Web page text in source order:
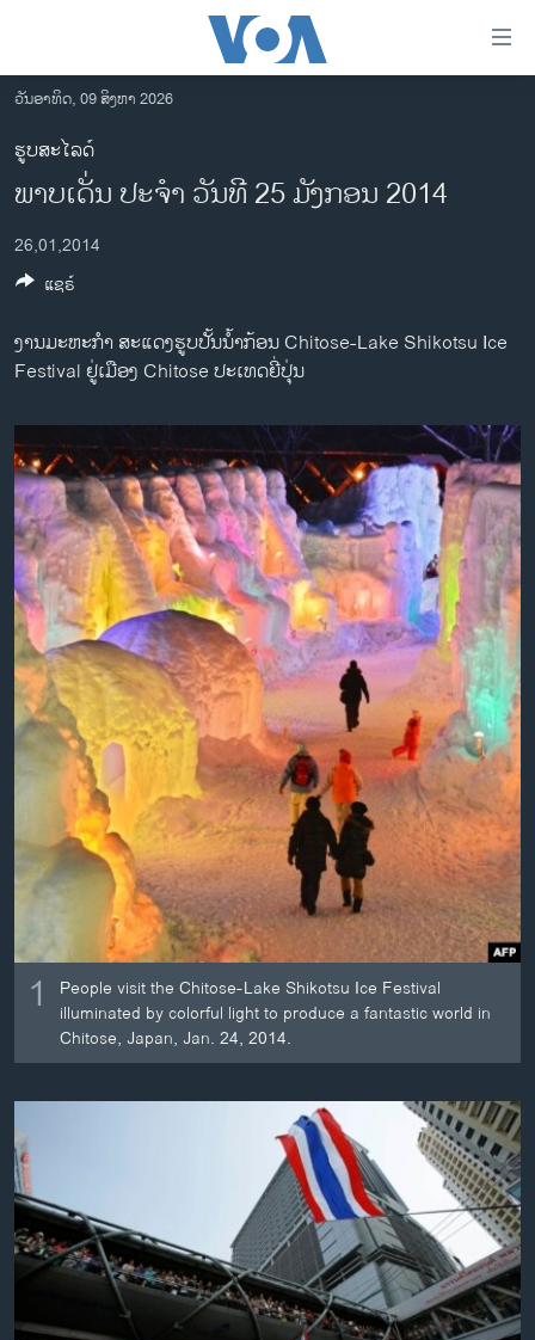
ເຂົ້າ
ຫາ
ຂ້າມ
ຂ້າມ
ໄປ
ຫາ
ຄົ້ນ
ລາວ
ອາເມຣິກາ
ການເລືອກຕັ້ງ ປະທານາທີບໍດີ ສະຫະລັດ 2024
ຂ່າວ​ຈີນ
ໂລກ
ເອເຊຍ
ອິດສະຫຼະພາບດ້ານການຂ່າວ
ຊີວິດຊາວລາວ
ຊຸມຊົນຊາວລາວ
ວິທະຍາສາດ-ເທັກໂນໂລຈີ
ທຸລະກິດ
ພາສາອັງກິດ
ວີດີໂອ
ສຽງ
ລາຍການກະຈາຍສຽງ
ລາຍງານ
ຕິດຕາມພວກເຮົາ ທີ່
ພາສາຕ່າງໆ
ວັນອາທິດ, 09 ສິງຫາ 2026
ຮູບສະໄລດ໌
ພາບເດັ່ນ ປະຈໍາ ວັນທີ 25 ມັງກອນ 2014
26,01,2014
ງານມະຫະກໍາ ສະແດງຮູບປັ້ນນໍ້າກ້ອນ Chitose-Lake Shikotsu Ice
Festival ຢູ່ເມືອງ Chitose ປະເທດຍີ່ປຸ່ນ
1
People visit the Chitose-Lake Shikotsu Ice Festival
illuminated by colorful light to produce a fantastic world in
Chitose, Japan, Jan. 24, 2014.
ແຊຣ໌